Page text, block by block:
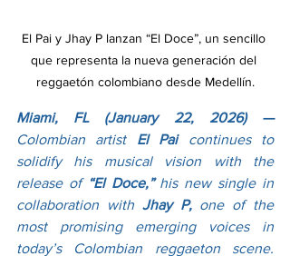
El Pai y Jhay P lanzan “El Doce”, un sencillo
que representa la nueva generación del
reggaetón colombiano desde Medellín.
Miami, FL (January 22, 2026) —
Colombian artist El Pai continues to
solidify his musical vision with the
release of “El Doce,” his new single in
collaboration with Jhay P, one of the
most promising emerging voices in
today’s Colombian reggaeton scene.